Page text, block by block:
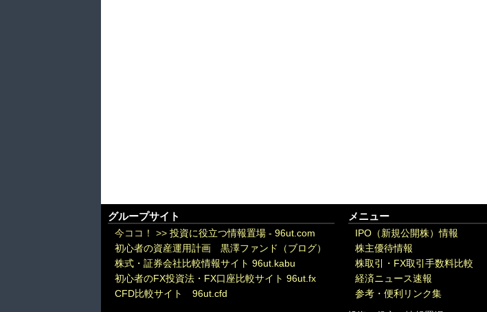
グループサイト
今ココ！ >> 投資に役立つ情報置場 - 96ut.com
初心者の資産運用計画 黒澤ファンド（ブログ）
株式・証券会社比較情報サイト 96ut.kabu
初心者のFX投資法・FX口座比較サイト 96ut.fx
CFD比較サイト 96ut.cfd
メニュー
IPO（新規公開株）情報
株主優待情報
株取引・FX取引手数料比較
経済ニュース速報
参考・便利リンク集